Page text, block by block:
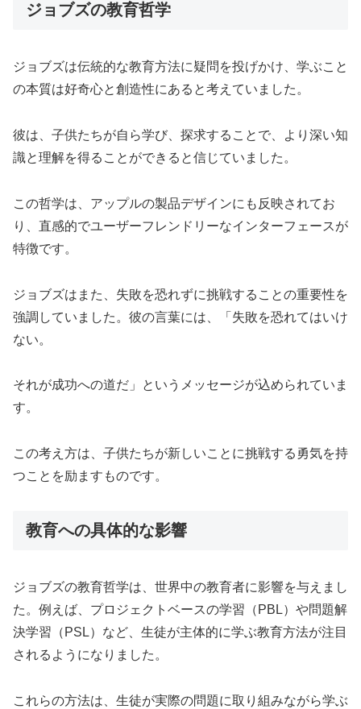
ジョブズの教育哲学
ジョブズは伝統的な教育方法に疑問を投げかけ、学ぶこと
の本質は好奇心と創造性にあると考えていました。
彼は、子供たちが自ら学び、探求することで、より深い知
識と理解を得ることができると信じていました。
この哲学は、アップルの製品デザインにも反映されてお
り、直感的でユーザーフレンドリーなインターフェースが
特徴です。
ジョブズはまた、失敗を恐れずに挑戦することの重要性を
強調していました。彼の言葉には、「失敗を恐れてはいけ
ない。
それが成功への道だ」というメッセージが込められていま
す。
この考え方は、子供たちが新しいことに挑戦する勇気を持
つことを励ますものです。
教育への具体的な影響
ジョブズの教育哲学は、世界中の教育者に影響を与えまし
た。例えば、プロジェクトベースの学習（PBL）や問題解
決学習（PSL）など、生徒が主体的に学ぶ教育方法が注目
されるようになりました。
これらの方法は、生徒が実際の問題に取り組みながら学ぶ